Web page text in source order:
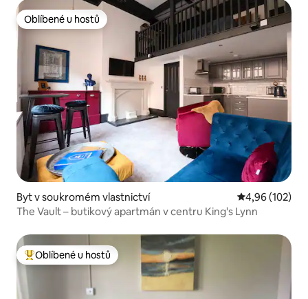
Oblíbené u hostů
Oblíbené u hostů
Byt v soukromém vlastnictví Průměrné
4,96 (102)
The Vault – butikový apartmán v centru King's Lynn
Nejlepší v kategorii Oblíbené u hostů
Oblíbené u hostů